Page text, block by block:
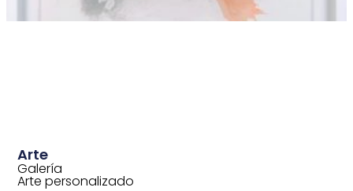
Arte
Galería
Arte personalizado